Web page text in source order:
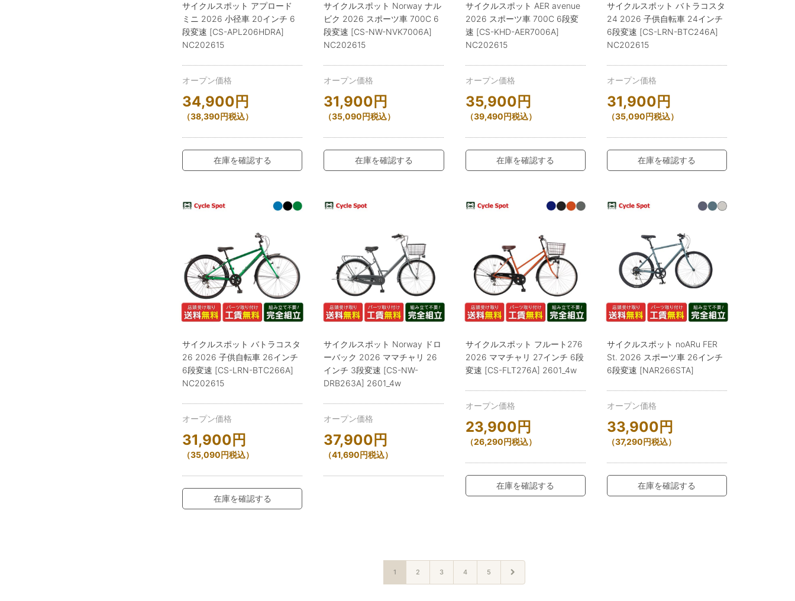
サイクルスポット アプロード
ミニ 2026 小径車 20インチ 6
段変速 [CS-APL206HDRA]
NC202615
オープン価格
34,900 円
（38,390円税込）
在庫を確認する
サイクルスポット Norway ナル
ビク 2026 スポーツ車 700C 6
段変速 [CS-NW-NVK7006A]
NC202615
オープン価格
31,900 円
（35,090円税込）
在庫を確認する
サイクルスポット AER avenue
2026 スポーツ車 700C 6段変
速 [CS-KHD-AER7006A]
NC202615
オープン価格
35,900 円
（39,490円税込）
在庫を確認する
サイクルスポット バトラコスタ
24 2026 子供自転車 24インチ
6段変速 [CS-LRN-BTC246A]
NC202615
オープン価格
31,900 円
（35,090円税込）
在庫を確認する
サイクルスポット バトラコスタ
26 2026 子供自転車 26インチ
6段変速 [CS-LRN-BTC266A]
NC202615
オープン価格
31,900 円
（35,090円税込）
在庫を確認する
サイクルスポット Norway ドロ
ーバック 2026 ママチャリ 26
インチ 3段変速 [CS-NW-
DRB263A] 2601_4w
オープン価格
37,900 円
（41,690円税込）
サイクルスポット フルート276
2026 ママチャリ 27インチ 6段
変速 [CS-FLT276A] 2601_4w
オープン価格
23,900 円
（26,290円税込）
在庫を確認する
サイクルスポット noARu FER
St. 2026 スポーツ車 26インチ
6段変速 [NAR266STA]
オープン価格
33,900 円
（37,290円税込）
在庫を確認する
1 2 3 4 5